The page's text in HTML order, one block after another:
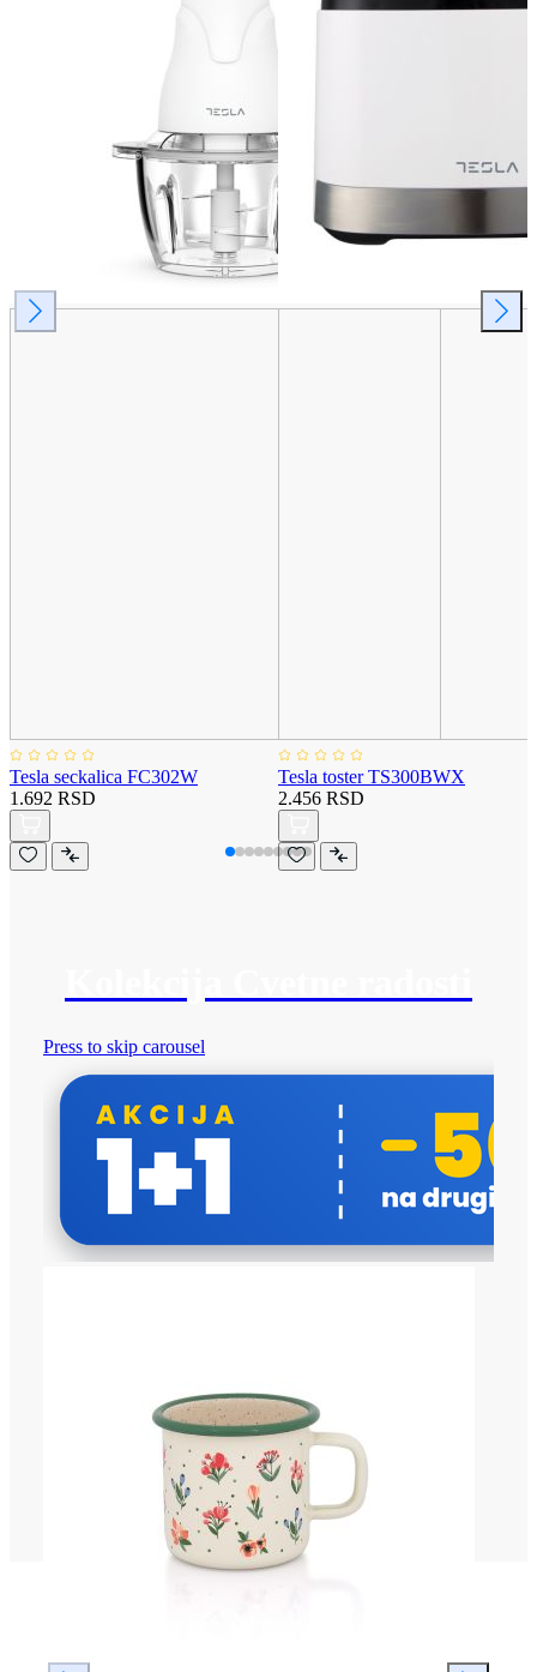
Tesla seckalica FC302W
1.692 RSD
Tesla toster TS300BWX
2.456 RSD
Press to skip carousel